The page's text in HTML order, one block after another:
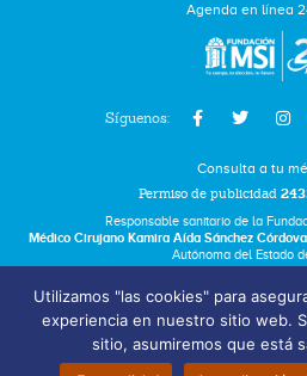
Síguenos:
Agenda en línea
Consulta a tu
Permiso de publicidad
Responsable sanitario de la
Médico Cirujano Kamira Aída Sánchez
Autónoma del Estado
Aviso de
Términos y
Bolsa de
Utilizamos "las cookies" para
experiencia en nuestro sitio web.
sitio, asumiremos que está